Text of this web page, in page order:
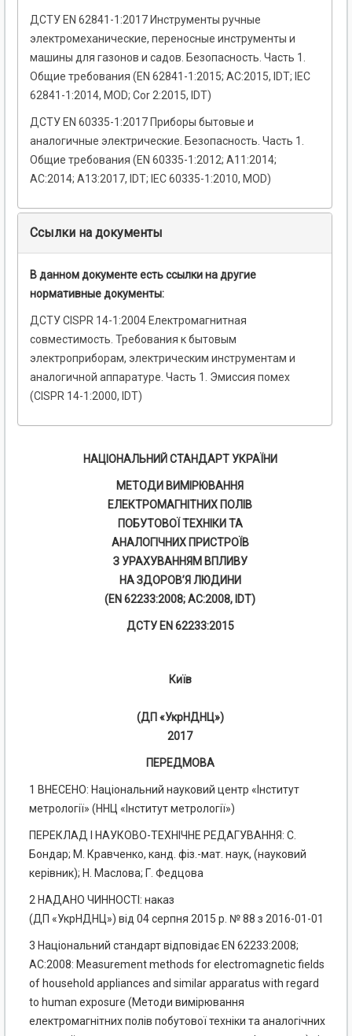
ДСТУ EN 62841-1:2017 Инструменты ручные
электромеханические, переносные инструменты и
машины для газонов и садов. Безопасность. Часть 1.
Общие требования (EN 62841-1:2015; АС:2015, IDT; IEC
62841-1:2014, MOD; Cor 2:2015, IDT)
ДСТУ EN 60335-1:2017 Приборы бытовые и
аналогичные электрические. Безопасность. Часть 1.
Общие требования (EN 60335-1:2012; А11:2014;
АС:2014; А13:2017, IDT; ІЕС 60335-1:2010, MOD)
Ссылки на документы
В данном документе есть ссылки на другие
нормативные документы:
ДСТУ CISPR 14-1:2004 Електромагнитная
совместимость. Требования к бытовым
электроприборам, электрическим инструментам и
аналогичной аппаратуре. Часть 1. Эмиссия помех
(CISPR 14-1:2000, IDT)
НАЦІОНАЛЬНИЙ СТАНДАРТ УКРАЇНИ
МЕТОДИ ВИМІРЮВАННЯ
ЕЛЕКТРОМАГНІТНИХ ПОЛІВ
ПОБУТОВОЇ ТЕХНІКИ ТА
АНАЛОГІЧНИХ ПРИСТРОЇВ
З УРАХУВАННЯМ ВПЛИВУ
НА ЗДОРОВ’Я ЛЮДИНИ
(EN 62233:2008; АС:2008, IDТ)
ДCТУ EN 62233:2015
Київ
(ДП «УкрНДНЦ»)
2017
ПЕРЕДМОВА
1 ВНЕСЕНО: Національний науковий центр «Інститут
метрології» (ННЦ «Інститут метрології»)
ПЕРЕКЛАД І НАУКОВО-ТЕХНІЧНЕ РЕДАГУВАННЯ: С.
Бондар; М. Кравченко, канд. фіз.-мат. наук, (науковий
керівник); Н. Маслова; Г. Федцова
2 НАДАНО ЧИННОСТІ: наказ
(ДП «УкрНДНЦ») від 04 серпня 2015 р. № 88 з 2016-01-01
3 Національний стандарт відповідає EN 62233:2008;
АС:2008: Measurement methods for electromagnetic fields
of household appliances and similar apparatus with regard
to human exposure (Методи вимірювання
електромагнітних полів побутової техніки та аналогічних